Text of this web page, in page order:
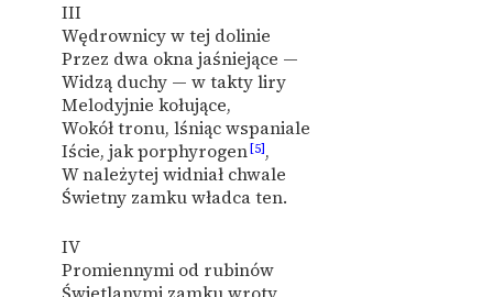
III
Wędrownicy w tej dolinie
Przez dwa okna jaśniejące —
Widzą duchy — w takty liry
Melodyjnie kołujące,
Wokół tronu, lśniąc wspaniale
Iście, jak porphyrogen[5],
W należytej widniał chwale
Świetny zamku władca ten.
IV
Promiennymi od rubinów